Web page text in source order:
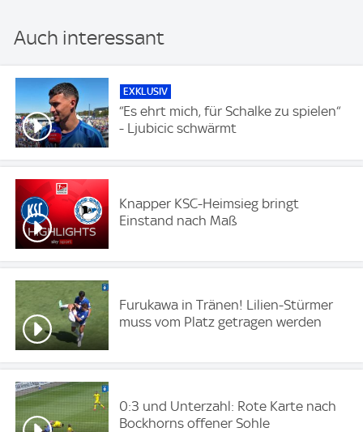
Auch interessant
EXKLUSIV
“Es ehrt mich, für Schalke zu spielen“
- Ljubicic schwärmt
Knapper KSC-Heimsieg bringt
Einstand nach Maß
Furukawa in Tränen! Lilien-Stürmer
muss vom Platz getragen werden
0:3 und Unterzahl: Rote Karte nach
Bockhorns offener Sohle